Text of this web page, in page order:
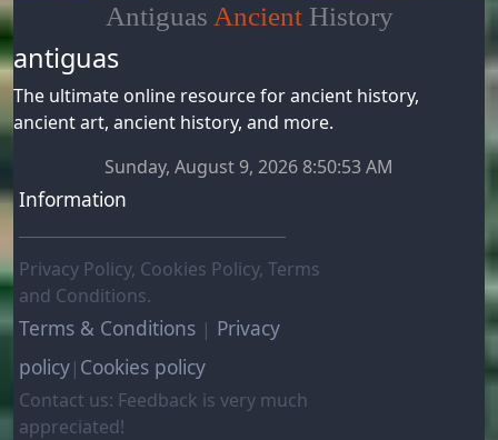
Antiguas AncientHistory
antiguas
The ultimate online resource for ancient history,
ancient art, ancient history, and more.
Sunday, August 9, 2026 8:50:55 AM
Information
Privacy Policy, Cookies Policy, Terms
and Conditions.
Terms & Conditions | Privacy
policy| Cookies policy
Contact us: Feedback is very much
appreciated!